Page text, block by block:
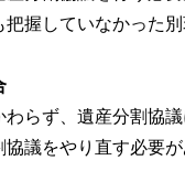
握していなかった
らず、遺産分割協
議をやり直す必要が